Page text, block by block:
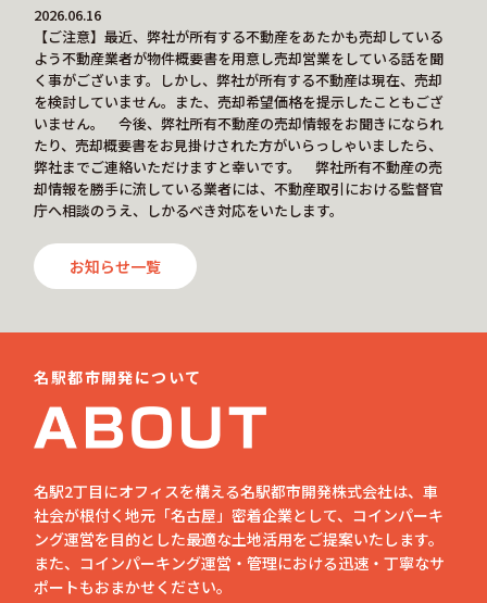
2026.06.16
【ご注意】最近、弊社が所有する不動産をあたかも売却している
よう不動産業者が物件概要書を用意し売却営業をしている話を聞
く事がございます。しかし、弊社が所有する不動産は現在、売却
を検討していません。また、売却希望価格を提示したこともござ
いません。 今後、弊社所有不動産の売却情報をお聞きになられ
たり、売却概要書をお見掛けされた方がいらっしゃいましたら、
弊社までご連絡いただけますと幸いです。 弊社所有不動産の売
却情報を勝手に流している業者には、不動産取引における監督官
庁へ相談のうえ、しかるべき対応をいたします。
お知らせ一覧
名駅都市開発について
名駅2丁目にオフィスを構える名駅都市開発株式会社は、車
社会が根付く地元「名古屋」密着企業として、コインパーキ
ング運営を目的とした最適な土地活用をご提案いたします。
また、コインパーキング運営・管理における迅速・丁寧なサ
ポートもおまかせください。